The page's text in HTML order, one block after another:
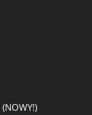
(NOWY!)